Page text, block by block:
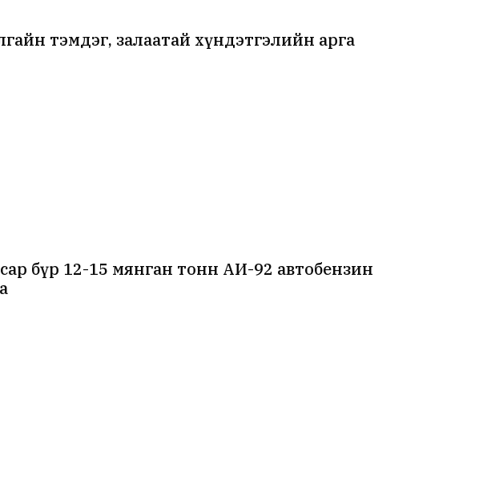
тэмдэг, залаатай хүндэтгэлийн арга
бүр 12-15 мянган тонн АИ-92 автобензин